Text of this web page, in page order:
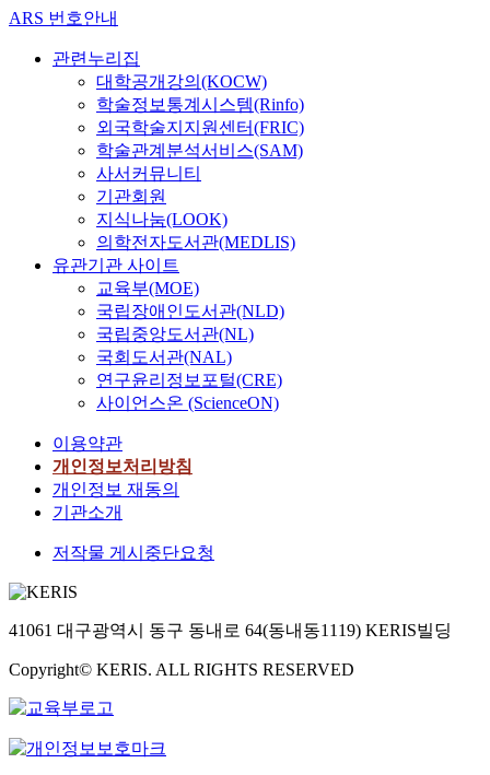
ARS 번호안내
관련누리집
대학공개강의(KOCW)
학술정보통계시스템(Rinfo)
외국학술지지원센터(FRIC)
학술관계분석서비스(SAM)
사서커뮤니티
기관회원
지식나눔(LOOK)
의학전자도서관(MEDLIS)
유관기관 사이트
교육부(MOE)
국립장애인도서관(NLD)
국립중앙도서관(NL)
국회도서관(NAL)
연구윤리정보포털(CRE)
사이언스온 (ScienceON)
이용약관
개인정보처리방침
개인정보 재동의
기관소개
저작물 게시중단요청
41061 대구광역시 동구 동내로 64(동내동1119) KERIS빌딩
Copyright© KERIS. ALL RIGHTS RESERVED